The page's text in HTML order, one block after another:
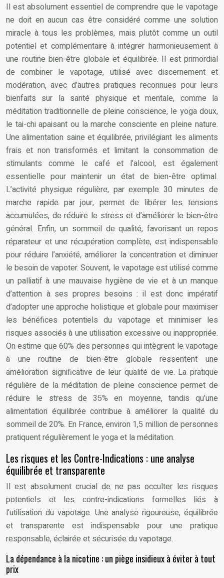
Il est absolument essentiel de comprendre que le vapotage
ne doit en aucun cas être considéré comme une solution
miracle à tous les problèmes, mais plutôt comme un outil
potentiel et complémentaire à intégrer harmonieusement à
une routine bien-être globale et équilibrée. Il est primordial
de combiner le vapotage, utilisé avec discernement et
modération, avec d’autres pratiques reconnues pour leurs
bienfaits sur la santé physique et mentale, comme la
méditation traditionnelle de pleine conscience, le yoga doux,
le tai-chi apaisant ou la marche consciente en pleine nature.
Une alimentation saine et équilibrée, privilégiant les aliments
frais et non transformés et limitant la consommation de
stimulants comme le café et l’alcool, est également
essentielle pour maintenir un état de bien-être optimal.
L’activité physique régulière, par exemple 30 minutes de
marche rapide par jour, permet de libérer les tensions
accumulées, de réduire le stress et d’améliorer le bien-être
général. Enfin, un sommeil de qualité, favorisant un repos
réparateur et une récupération complète, est indispensable
pour réduire l’anxiété, améliorer la concentration et diminuer
le besoin de vapoter. Souvent, le vapotage est utilisé comme
un palliatif à une mauvaise hygiène de vie et à un manque
d’attention à ses propres besoins : il est donc impératif
d’adopter une approche holistique et globale pour maximiser
les bénéfices potentiels du vapotage et minimiser les
risques associés à une utilisation excessive ou inappropriée.
On estime que 60% des personnes qui intègrent le vapotage
à une routine de bien-être globale ressentent une
amélioration significative de leur qualité de vie. La pratique
régulière de la méditation de pleine conscience permet de
réduire le stress de 35% en moyenne, tandis qu’une
alimentation équilibrée contribue à améliorer la qualité du
sommeil de 20%. En France, environ 1,5 million de personnes
pratiquent régulièrement le yoga et la méditation.
Les risques et les Contre-Indications : une analyse
équilibrée et transparente
Il est absolument crucial de ne pas occulter les risques
potentiels et les contre-indications formelles liés à
l’utilisation du vapotage. Une analyse rigoureuse, équilibrée
et transparente est indispensable pour une pratique
responsable, éclairée et sécurisée du vapotage.
La dépendance à la nicotine : un piège insidieux à éviter à tout
prix